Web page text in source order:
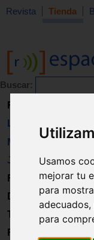
Usamos
mejorar tu
para
para
Revista Tienda
Buscar:
Revista
Libros
Material
Juguetes
Formación
Directorio
Trabajo
Registro